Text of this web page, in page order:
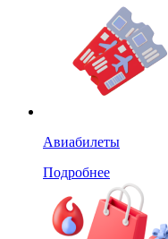
Авиабилеты
Подробнее